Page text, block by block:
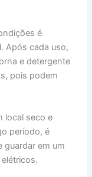
é
Após cada uso,
e detergente
pois podem
local seco e
período, é
guardar em um